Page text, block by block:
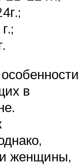
в
женщины,